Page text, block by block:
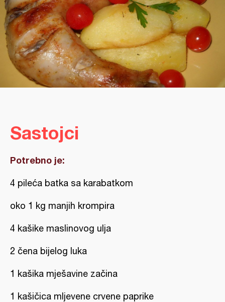
Sastojci
Potrebno je:
4 pileća batka sa karabatkom
oko 1 kg manjih krompira
4 kašike maslinovog ulja
2 čena bijelog luka
1 kašika mješavine začina
1 kašičica mljevene crvene paprike